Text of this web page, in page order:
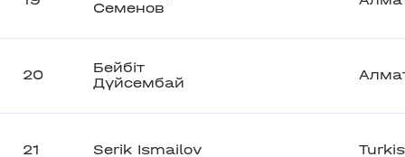
Семенов
20
Бейбіт
Дүйсембай
21 Serik Ismailov